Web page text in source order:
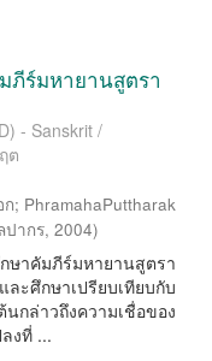
ภีร์มหายานสูตรา
- Sanskrit /
ต
; PhramahaPuttharak
ปากร, 2004)
าคัมภีร์มหายานสูตรา
ะศึกษาเปรียบเทียบกับ
ล่าวถึงความเชื่อของ
งที่ ...